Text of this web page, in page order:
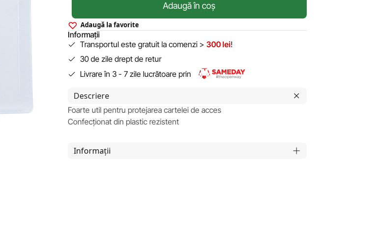
Adaugă în coș
Adaugă la favorite
Informații
Transportul este gratuit la comenzi > 300 lei!
30 de zile drept de retur
Livrare în 3 - 7 zile lucrătoare prin
Descriere
Foarte util pentru protejarea cartelei de acces
Confecționat din plastic rezistent
Informații